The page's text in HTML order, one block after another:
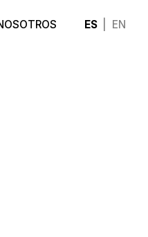
ES EN